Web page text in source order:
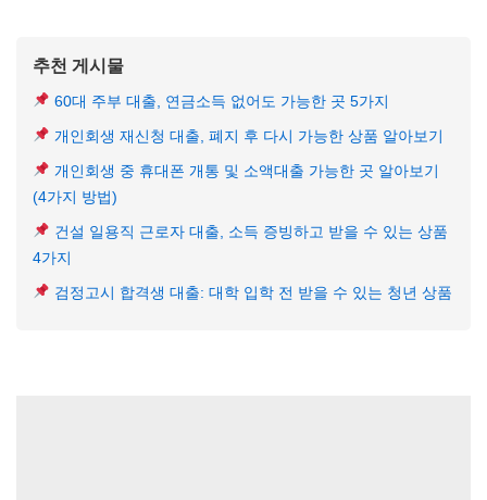
추천 게시물
60대 주부 대출, 연금소득 없어도 가능한 곳 5가지
개인회생 재신청 대출, 폐지 후 다시 가능한 상품 알아보기
개인회생 중 휴대폰 개통 및 소액대출 가능한 곳 알아보기
(4가지 방법)
건설 일용직 근로자 대출, 소득 증빙하고 받을 수 있는 상품
4가지
검정고시 합격생 대출: 대학 입학 전 받을 수 있는 청년 상품